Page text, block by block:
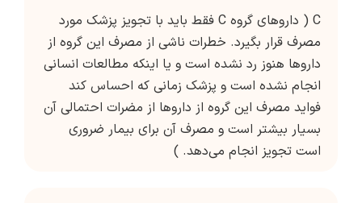
C ( داروهای گروه C فقط باید با تجویز پزشک مورد
مصرف قرار بگیرد. خطرات ناشی از مصرف این گروه از
داروها هنوز رد نشده است و یا اینکه مطالعات انسانی
انجام نشده است و پزشک زمانی که احساس کند
فواید مصرف این گروه از داروها از مضرات احتمالی آن
بسیار بیشتر است و مصرف آن برای بیمار ضروری
است تجویز انجام می‌دهد. )